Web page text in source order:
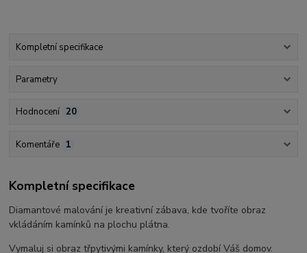
Kompletní specifikace
Parametry
Hodnocení 20
Komentáře 1
Kompletní specifikace
Diamantové malování je kreativní zábava, kde tvoříte obraz
vkládáním kamínků na plochu plátna.
Vymaluj si obraz třpytivými kamínky, který ozdobí Váš domov.